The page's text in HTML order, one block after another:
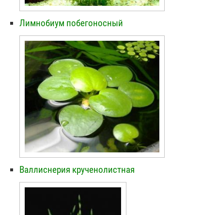
Лимнобиум побегоносный
Валлиснерия крученолистная